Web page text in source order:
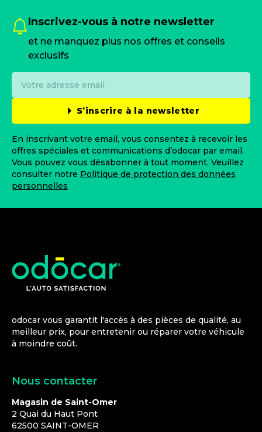
Inscrivez-vous à notre newsletter
et ne manquez plus nos offres et conseils
exclusifs
S’inscrire à la newsletter
En inscrivant votre email, vous consentez à recevoir les
offres spéciales et communications d’odocar par email.
Vous pouvez vous désabonner à tout moment. Veuillez
consulter notre Politique de protection des données
personnelles
odocar vous garantit l'accès à des pièces de qualité, au
meilleur prix, pour entretenir ou réparer votre véhicule
à moindre coût.
Nous contacter
Magasin de Saint-Omer
2 Quai du Haut Pont
62500 SAINT-OMER